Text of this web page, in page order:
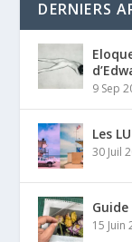
DERNIERS
9 Sep
Les
30 Juil
15 Juin